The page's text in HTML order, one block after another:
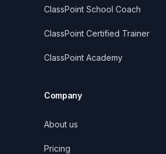
ClassPoint School Coach
ClassPoint Certified Trainer
ClassPoint Academy
Company
About us
Pricing